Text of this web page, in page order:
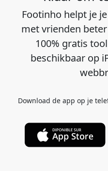
Footinho helpt je
met vrienden
100% gratis
beschikbaar op
Download de app op je